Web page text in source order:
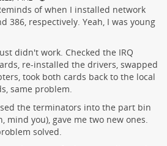
of when I installed network
386, respectively. Yeah, I was young
didn't work. Checked the IRQ
re-installed the drivers, swapped
took both cards back to the local
same problem.
the terminators into the part bin
mind you), gave me two new ones.
solved.